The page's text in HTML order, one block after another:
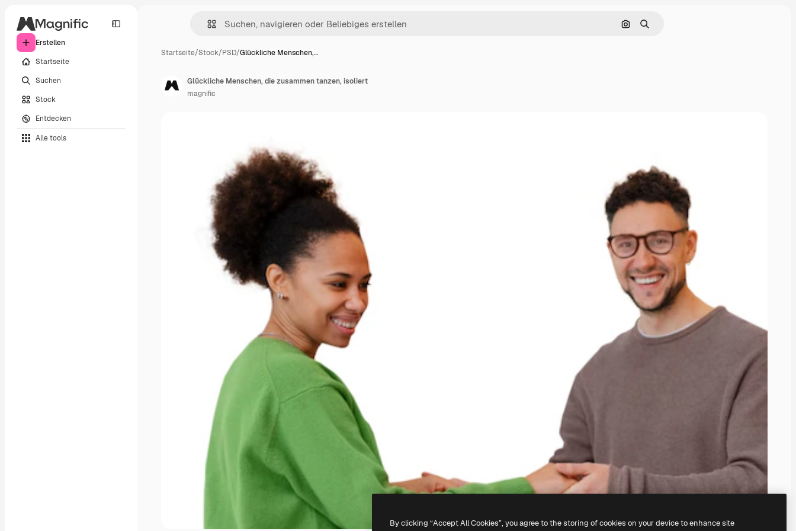
Erstellen
Startseite
Suchen
Stock
Entdecken
Alle tools
Nach Bild suchen
Suchen
Startseite/Stock/PSD/Glückliche Menschen,…
Glückliche Menschen, die zusammen tanzen, isoliert
magnific
By clicking “Accept All Cookies”, you agree to the storing of cookies on your device to enhance site